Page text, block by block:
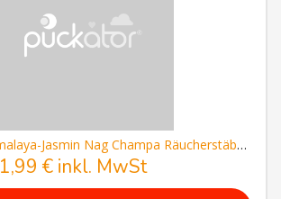
01358 Satya Himalaya-Jasmin Nag Champa Räucherstäbchen
1,99 € inkl. MwSt